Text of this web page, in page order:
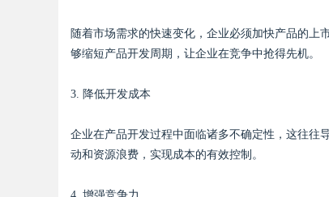
随着市场需求的快速变化，企业必须加快产品的上
够缩短产品开发周期，让企业在竞争中抢得先机。
3. 降低开发成本
企业在产品开发过程中面临诸多不确定性，这往往
动和资源浪费，实现成本的有效控制。